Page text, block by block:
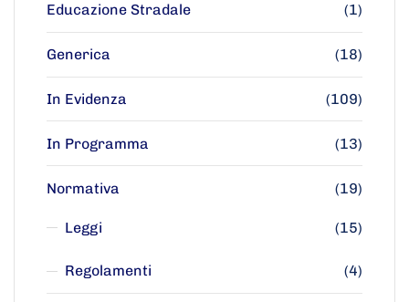
Educazione Stradale (1)
Generica (18)
In Evidenza (109)
In Programma (13)
Normativa (19)
Leggi (15)
Regolamenti (4)